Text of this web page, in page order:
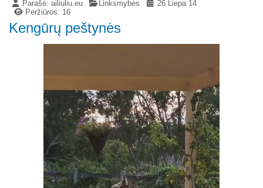
Parašė:ailiuliu.eu Linksmybės
26 Liepa 14
Peržiūros: 16
Kengūrų peštynės